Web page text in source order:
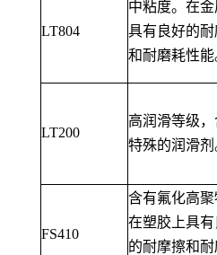
LT804
中粘度。在金
具有良好的
和耐磨耗性能
LT200
高润滑等级，
特殊的润滑剂
FS410
含有氟化高聚
在塑胶上具
的耐摩擦和